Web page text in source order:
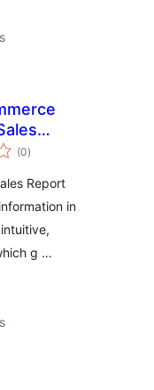
(0evaluación
total
)
Report
in
g …